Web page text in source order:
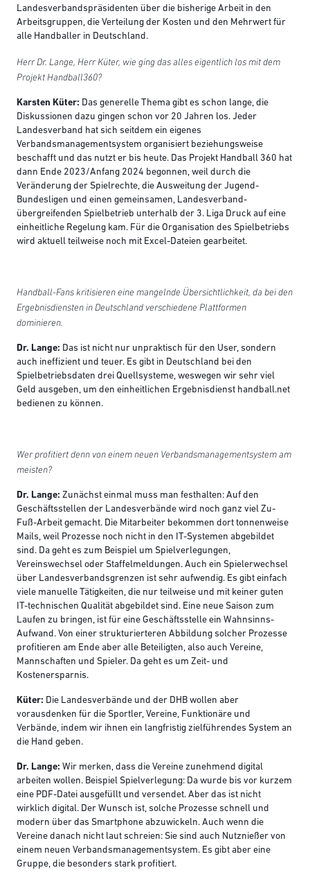
Landesverbandspräsidenten über die bisherige Arbeit in den
Arbeitsgruppen, die Verteilung der Kosten und den Mehrwert für
alle Handballer in Deutschland.
Herr Dr. Lange, Herr Küter, wie ging das alles eigentlich los mit dem
Projekt Handball360?
Karsten Küter: Das generelle Thema gibt es schon lange, die
Diskussionen dazu gingen schon vor 20 Jahren los. Jeder
Landesverband hat sich seitdem ein eigenes
Verbandsmanagementsystem organisiert beziehungsweise
beschafft und das nutzt er bis heute. Das Projekt Handball 360 hat
dann Ende 2023/Anfang 2024 begonnen, weil durch die
Veränderung der Spielrechte, die Ausweitung der Jugend-
Bundesligen und einen gemeinsamen, Landesverband-
übergreifenden Spielbetrieb unterhalb der 3. Liga Druck auf eine
einheitliche Regelung kam. Für die Organisation des Spielbetriebs
wird aktuell teilweise noch mit Excel-Dateien gearbeitet.
Handball-Fans kritisieren eine mangelnde Übersichtlichkeit, da bei den
Ergebnisdiensten in Deutschland verschiedene Plattformen
dominieren.
Dr. Lange: Das ist nicht nur unpraktisch für den User, sondern
auch ineffizient und teuer. Es gibt in Deutschland bei den
Spielbetriebsdaten drei Quellsysteme, weswegen wir sehr viel
Geld ausgeben, um den einheitlichen Ergebnisdienst handball.net
bedienen zu können.
Wer profitiert denn von einem neuen Verbandsmanagementsystem am
meisten?
Dr. Lange: Zunächst einmal muss man festhalten: Auf den
Geschäftsstellen der Landesverbände wird noch ganz viel Zu-
Fuß-Arbeit gemacht. Die Mitarbeiter bekommen dort tonnenweise
Mails, weil Prozesse noch nicht in den IT-Systemen abgebildet
sind. Da geht es zum Beispiel um Spielverlegungen,
Vereinswechsel oder Staffelmeldungen. Auch ein Spielerwechsel
über Landesverbandsgrenzen ist sehr aufwendig. Es gibt einfach
viele manuelle Tätigkeiten, die nur teilweise und mit keiner guten
IT-technischen Qualität abgebildet sind. Eine neue Saison zum
Laufen zu bringen, ist für eine Geschäftsstelle ein Wahnsinns-
Aufwand. Von einer strukturierteren Abbildung solcher Prozesse
profitieren am Ende aber alle Beteiligten, also auch Vereine,
Mannschaften und Spieler. Da geht es um Zeit- und
Kostenersparnis.
Küter: Die Landesverbände und der DHB wollen aber
vorausdenken für die Sportler, Vereine, Funktionäre und
Verbände, indem wir ihnen ein langfristig zielführendes System an
die Hand geben.
Dr. Lange: Wir merken, dass die Vereine zunehmend digital
arbeiten wollen. Beispiel Spielverlegung: Da wurde bis vor kurzem
eine PDF-Datei ausgefüllt und versendet. Aber das ist nicht
wirklich digital. Der Wunsch ist, solche Prozesse schnell und
modern über das Smartphone abzuwickeln. Auch wenn die
Vereine danach nicht laut schreien: Sie sind auch Nutznießer von
einem neuen Verbandsmanagementsystem. Es gibt aber eine
Gruppe, die besonders stark profitiert.